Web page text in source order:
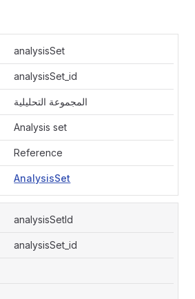
analysisSet
analysisSet_id
المجموعة التحليلية
Analysis set
Reference
AnalysisSet
analysisSetId
analysisSet_id